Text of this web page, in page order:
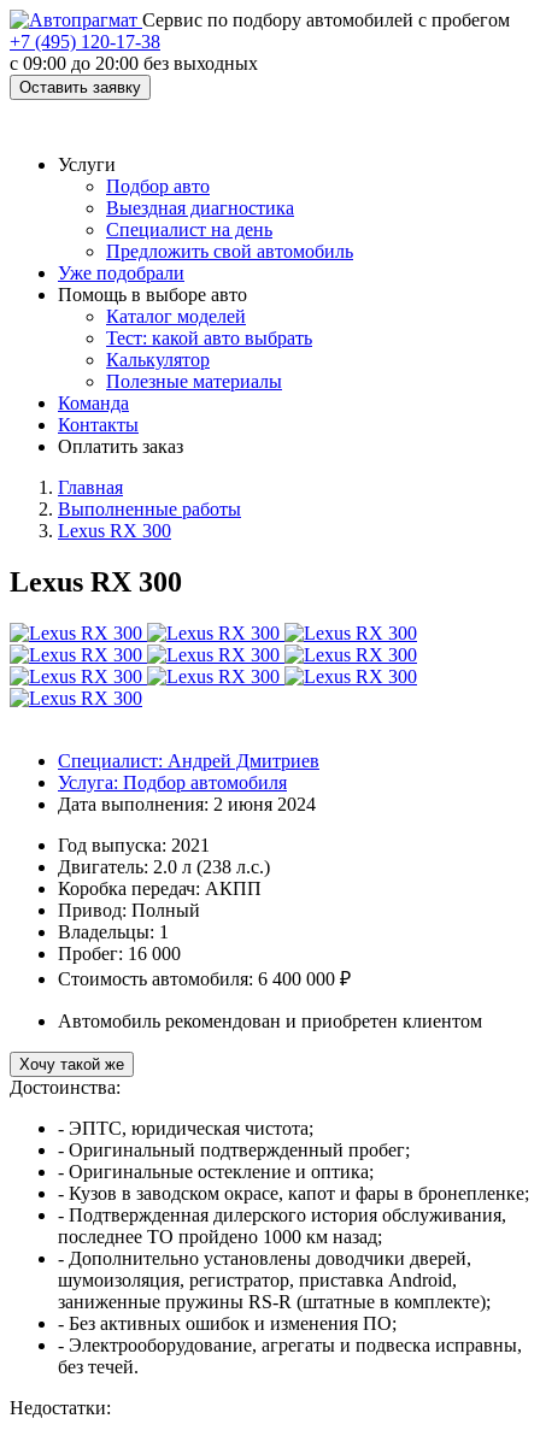
Cервис по подбору автомобилей с пробегом
+7 (495) 120-17-38
с 09:00 до 20:00 без выходных
Оставить заявку
Услуги
Подбор авто
Выездная диагностика
Специалист на день
Предложить свой автомобиль
Уже подобрали
Помощь в выборе авто
Каталог моделей
Тест: какой авто выбрать
Калькулятор
Полезные материалы
Команда
Контакты
Оплатить заказ
Главная
Выполненные работы
Lexus RX 300
Lexus RX 300
Специалист: Андрей Дмитриев
Услуга: Подбор автомобиля
Дата выполнения: 2 июня 2024
Год выпуска: 2021
Двигатель: 2.0 л (238 л.с.)
Коробка передач: АКПП
Привод: Полный
Владельцы: 1
Пробег: 16 000
Стоимость автомобиля: 6 400 000 ₽
Автомобиль рекомендован и приобретен клиентом
Хочу такой же
Достоинства:
- ЭПТС, юридическая чистота;
- Оригинальный подтвержденный пробег;
- Оригинальные остекление и оптика;
- Кузов в заводском окрасе, капот и фары в бронепленке;
- Подтвержденная дилерского история обслуживания,
последнее ТО пройдено 1000 км назад;
- Дополнительно установлены доводчики дверей,
шумоизоляция, регистратор, приставка Android,
заниженные пружины RS-R (штатные в комплекте);
- Без активных ошибок и изменения ПО;
- Электрооборудование, агрегаты и подвеска исправны,
без течей.
Недостатки: